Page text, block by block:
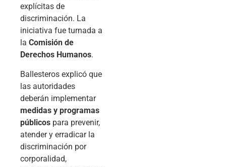
explícitas de
discriminación. La
iniciativa fue turnada a
la Comisión de
Derechos Humanos.
Ballesteros explicó que
las autoridades
deberán implementar
medidas y programas
públicos para prevenir,
atender y erradicar la
discriminación por
corporalidad,